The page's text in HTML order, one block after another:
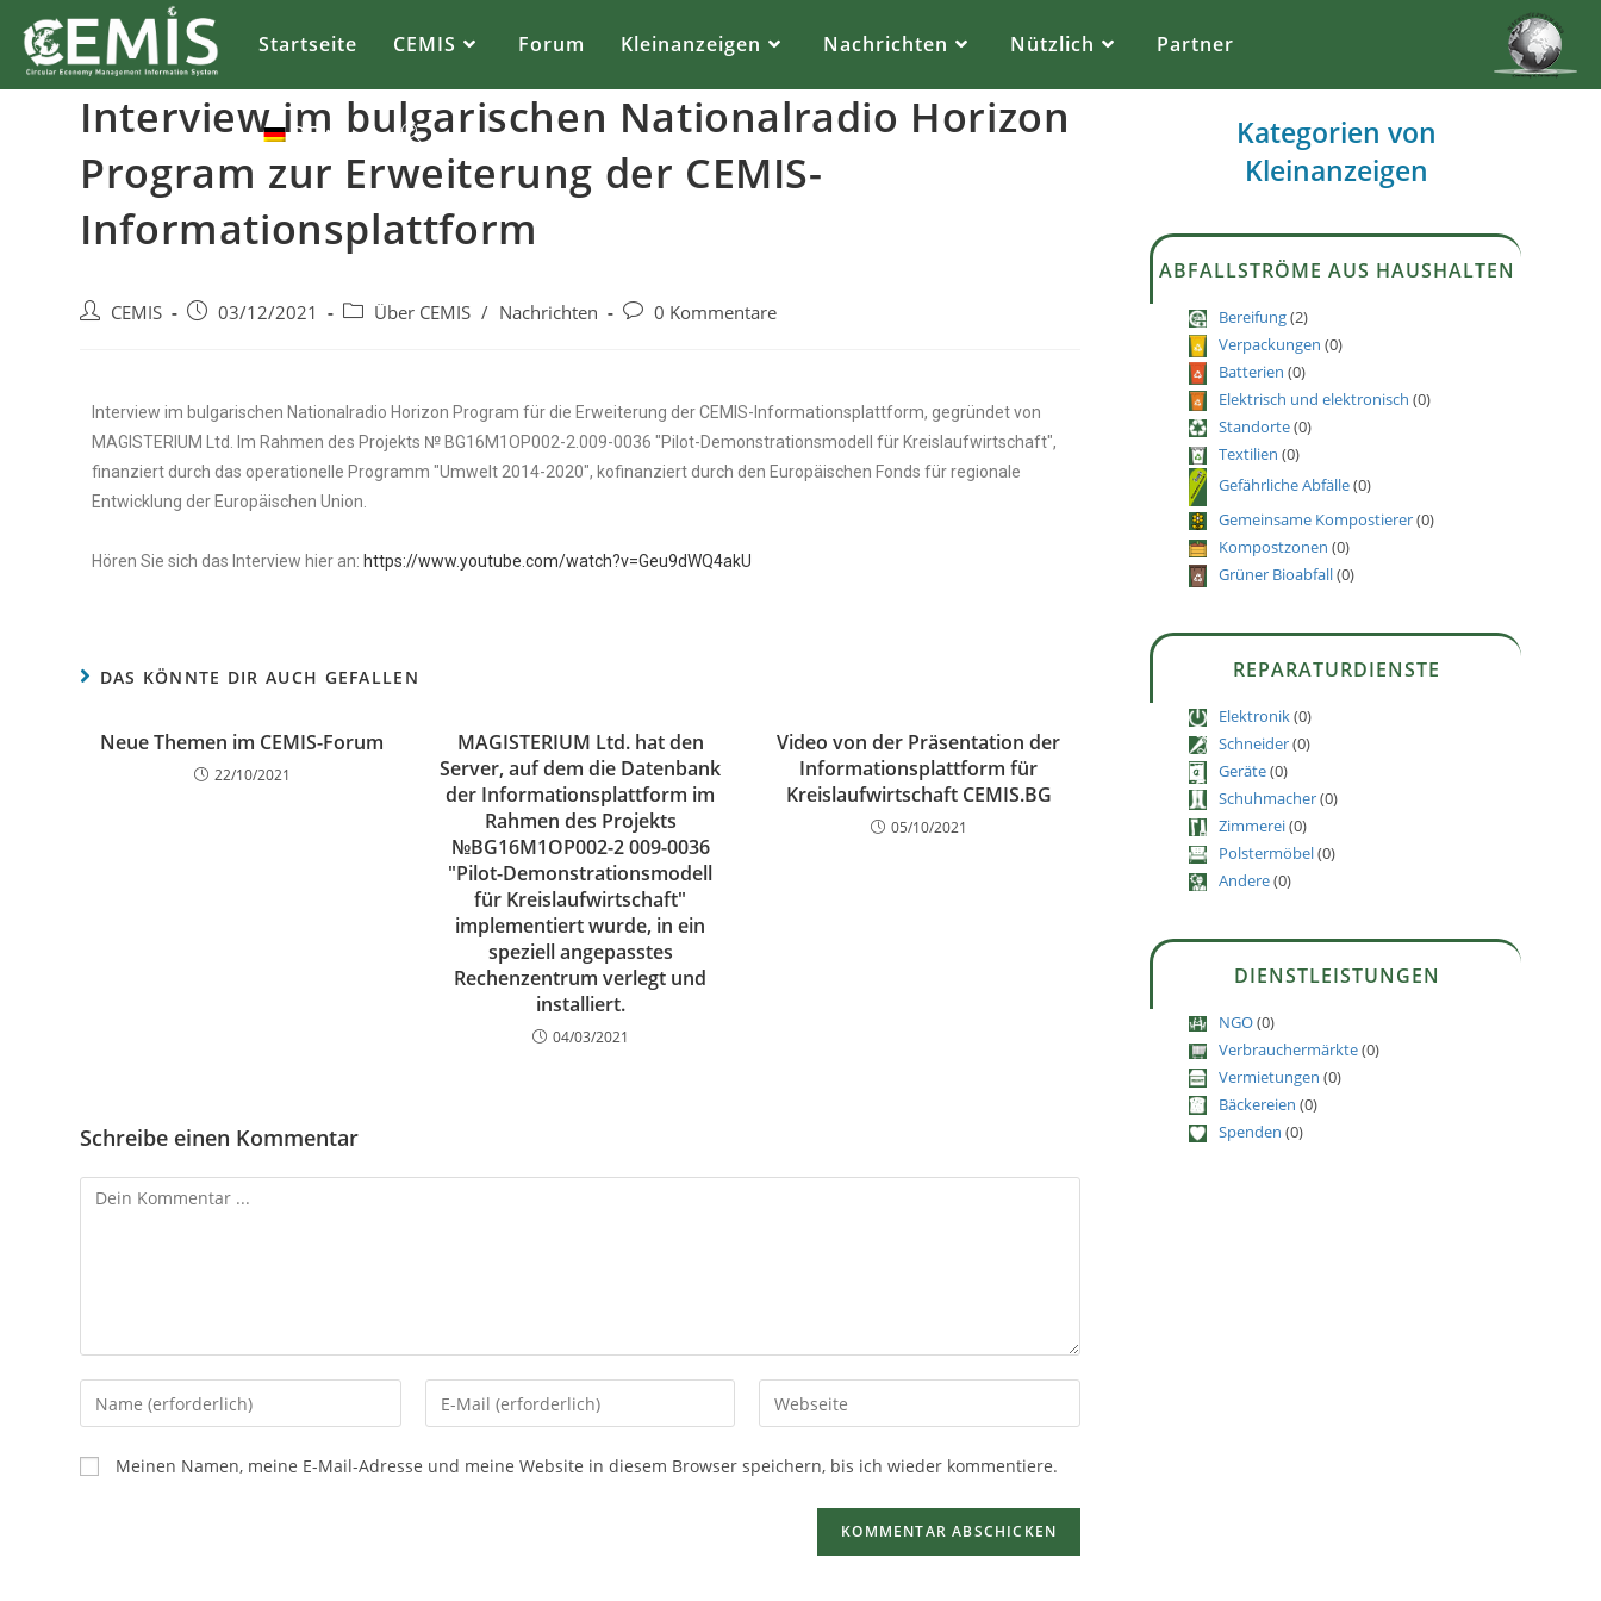
Startseite CEMIS Forum Kleinanzeigen Nachrichten Nützlich Partner
DE
Interview im bulgarischen Nationalradio Horizon
Program zur Erweiterung der CEMIS-
Informationsplattform
CEMIS 03/12/2021 Über CEMIS / Nachrichten 0 Kommentare
Interview im bulgarischen Nationalradio Horizon Program für die Erweiterung der CEMIS-Informationsplattform, gegründet von
MAGISTERIUM Ltd. Im Rahmen des Projekts № BG16M1OP002-2.009-0036 "Pilot-Demonstrationsmodell für Kreislaufwirtschaft",
finanziert durch das operationelle Programm "Umwelt 2014-2020", kofinanziert durch den Europäischen Fonds für regionale
Entwicklung der Europäischen Union.
Hören Sie sich das Interview hier an: https://www.youtube.com/watch?v=Geu9dWQ4akU
DAS KÖNNTE DIR AUCH GEFALLEN
Neue Themen im CEMIS-Forum
22/10/2021
MAGISTERIUM Ltd. hat den
Server, auf dem die Datenbank
der Informationsplattform im
Rahmen des Projekts
№BG16M1OP002-2 009-0036
"Pilot-Demonstrationsmodell
für Kreislaufwirtschaft"
implementiert wurde, in ein
speziell angepasstes
Rechenzentrum verlegt und
installiert.
04/03/2021
Video von der Präsentation der
Informationsplattform für
Kreislaufwirtschaft CEMIS.BG
05/10/2021
Schreibe einen Kommentar
Meinen Namen, meine E-Mail-Adresse und meine Website in diesem Browser speichern, bis ich wieder kommentiere.
Kategorien von
Kleinanzeigen
ABFALLSTRÖME AUS HAUSHALTEN
Bereifung(2)
Verpackungen (0)
Batterien (0)
Elektrisch und elektronisch (0)
Standorte(0)
Textilien (0)
Gefährliche Abfälle(0)
Gemeinsame Kompostierer(0)
Kompostzonen (0)
Grüner Bioabfall(0)
REPARATURDIENSTE
Elektronik(0)
Schneider(0)
Geräte(0)
Schuhmacher(0)
Zimmerei(0)
Polstermöbel(0)
Andere(0)
DIENSTLEISTUNGEN
NGO(0)
Verbrauchermärkte(0)
Vermietungen (0)
Bäckereien (0)
Spenden (0)